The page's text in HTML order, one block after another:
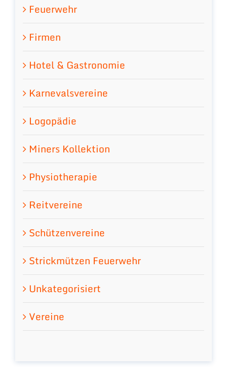
Feuerwehr
Firmen
Hotel & Gastronomie
Karnevalsvereine
Logopädie
Miners Kollektion
Physiotherapie
Reitvereine
Schützenvereine
Strickmützen Feuerwehr
Unkategorisiert
Vereine